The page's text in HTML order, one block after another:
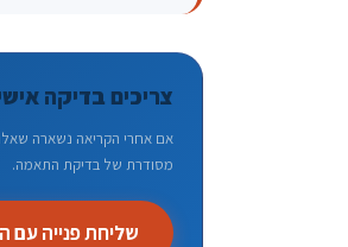
צריכים בדיקה
אם אחרי הקריאה נשארה
מסודרת של בדיקת התאמה.
שליחת פנייה